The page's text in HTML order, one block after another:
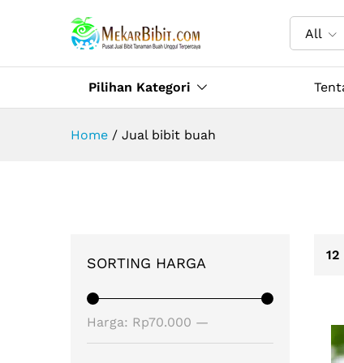
All
Pilihan Kategori
Home / Jual bibit buah
12
SORTING HARGA
terendah
tertinggi
Harga: Rp70.000 —